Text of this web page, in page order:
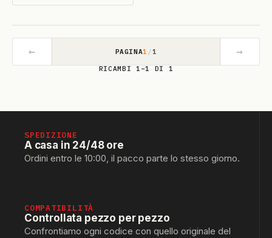
← PAGINA1 /1 →
RICAMBI 1–1 DI 1
SPEDIZIONE
A casa in 24/48 ore
Ordini entro le 10:00, il pacco parte lo stesso giorno.
COMPATIBILITÀ
Controllata pezzo per pezzo
Confrontiamo ogni codice con quello originale del